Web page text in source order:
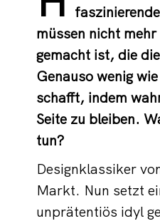
müssen nicht
gemacht ist, die
Genauso wenig
schafft, indem
Seite zu bleiben.
tun?
Designklassiker
Markt. Nun setzt
unprätentiös idyl